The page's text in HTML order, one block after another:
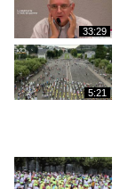
33:29
5:21